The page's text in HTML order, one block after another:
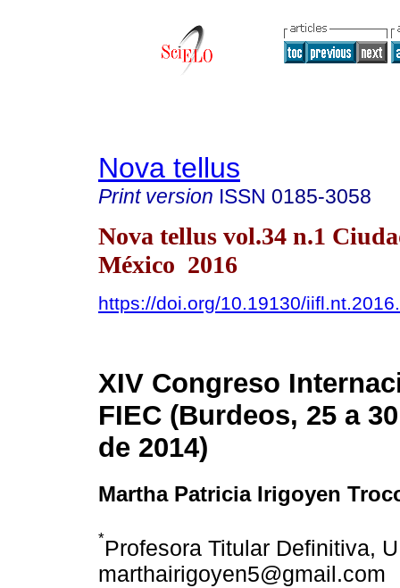
Nova tellus
Print version ISSN 0185-3058
Nova tellus vol.34 n.1
México 2016
https://doi.org/10.19130/
XIV Congreso
FIEC (Burdeos, 25 a
de 2014)
Martha Patricia Irigoyen
*Profesora Titular Definitiva,
marthairigoyen5@gmail.com